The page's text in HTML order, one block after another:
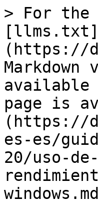
> For the
[llms.txt]
(https://
available
page is
(https://
es-es/
20/uso-